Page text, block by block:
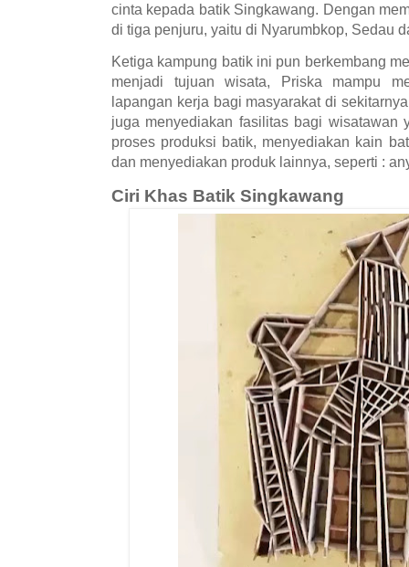
cinta kepada batik Singkawang. Dengan
di tiga penjuru, yaitu di Nyarumbkop, Sedau
Ketiga kampung batik ini pun berkembang
menjadi tujuan wisata, Priska mampu
lapangan kerja bagi masyarakat di
juga menyediakan fasilitas bagi wisatawan
proses produksi batik, menyediakan kain
dan menyediakan produk lainnya, seperti :
Ciri Khas Batik Singkawang